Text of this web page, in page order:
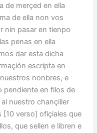
de merçed en ella
de ella non vos
nin pasar en tienpo
penas en ella
dar esta dicha
escripta en
nonbres, e
pendiente en filos de
nuestro chançiller
verso] ofiçiales que
que sellen e libren e